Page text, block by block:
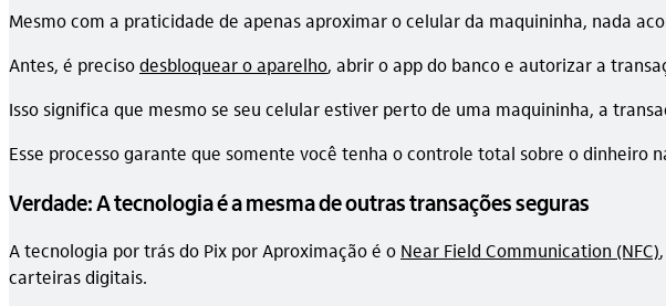
Mesmo com a praticidade de apenas aproximar o celular da maquininha, nada
Antes, é precisodesbloquear o aparelho, abrir o app do banco e autorizar a
Isso significa que mesmo se seu celular estiver perto de uma maquininha, a
Esse processo garante que somente você tenha o controle total sobre o dinheiro
Verdade: A tecnologia é a mesma de outras transações seguras
A tecnologia por trás do Pix por Aproximação é o Near Field Communication (NFC)
carteiras digitais.